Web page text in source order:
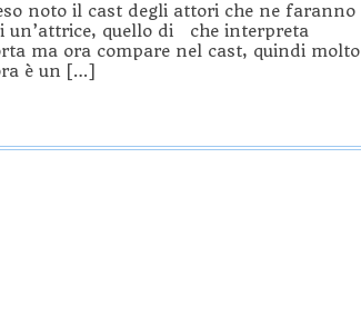
noto il cast degli attori che ne faranno
un’attrice, quello di che interpreta
ma ora compare nel cast, quindi molto
è un […]